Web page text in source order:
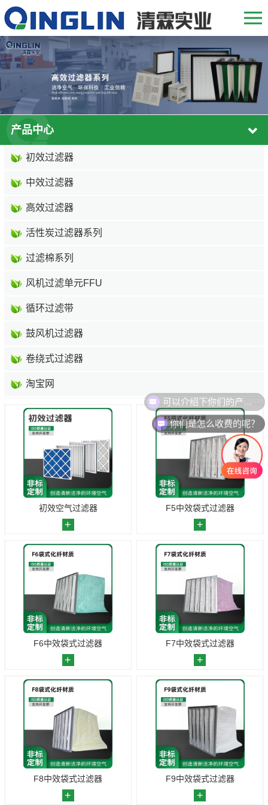
产品中心
初效过滤器
中效过滤器
高效过滤器
活性炭过滤器系列
过滤棉系列
风机过滤单元FFU
循环过滤带
鼓风机过滤器
卷绕式过滤器
淘宝网
初效空气过滤器 F5中效袋式过滤器
F6中效袋式过滤器 F7中效袋式过滤器
F8中效袋式过滤器 F9中效袋式过滤器
你们是怎么收费的呢？